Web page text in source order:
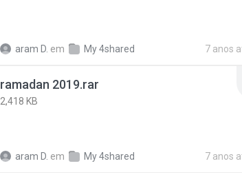
aram D. em My 4shared 7 anos
ramadan 2019.rar
2,418 KB
aram D. em My 4shared 7 anos